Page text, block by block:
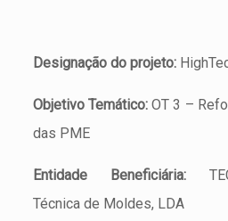
Designação do projeto:
Objetivo Temático: OT 3 –
das PME
Entidade Beneficiária:
Técnica de Moldes, LDA